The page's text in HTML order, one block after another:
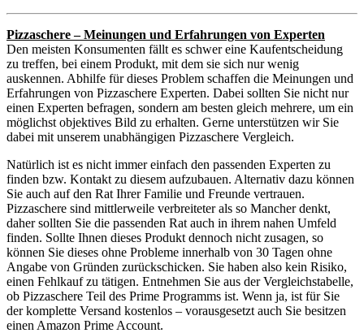
Pizzaschere – Meinungen und Erfahrungen von Experten
Den meisten Konsumenten fällt es schwer eine Kaufentscheidung
zu treffen, bei einem Produkt, mit dem sie sich nur wenig
auskennen. Abhilfe für dieses Problem schaffen die Meinungen und
Erfahrungen von Pizzaschere Experten. Dabei sollten Sie nicht nur
einen Experten befragen, sondern am besten gleich mehrere, um ein
möglichst objektives Bild zu erhalten. Gerne unterstützen wir Sie
dabei mit unserem unabhängigen Pizzaschere Vergleich.
Natürlich ist es nicht immer einfach den passenden Experten zu
finden bzw. Kontakt zu diesem aufzubauen. Alternativ dazu können
Sie auch auf den Rat Ihrer Familie und Freunde vertrauen.
Pizzaschere sind mittlerweile verbreiteter als so Mancher denkt,
daher sollten Sie die passenden Rat auch in ihrem nahen Umfeld
finden. Sollte Ihnen dieses Produkt dennoch nicht zusagen, so
können Sie dieses ohne Probleme innerhalb von 30 Tagen ohne
Angabe von Gründen zurückschicken. Sie haben also kein Risiko,
einen Fehlkauf zu tätigen. Entnehmen Sie aus der Vergleichstabelle,
ob Pizzaschere Teil des Prime Programms ist. Wenn ja, ist für Sie
der komplette Versand kostenlos – vorausgesetzt auch Sie besitzen
einen Amazon Prime Account.